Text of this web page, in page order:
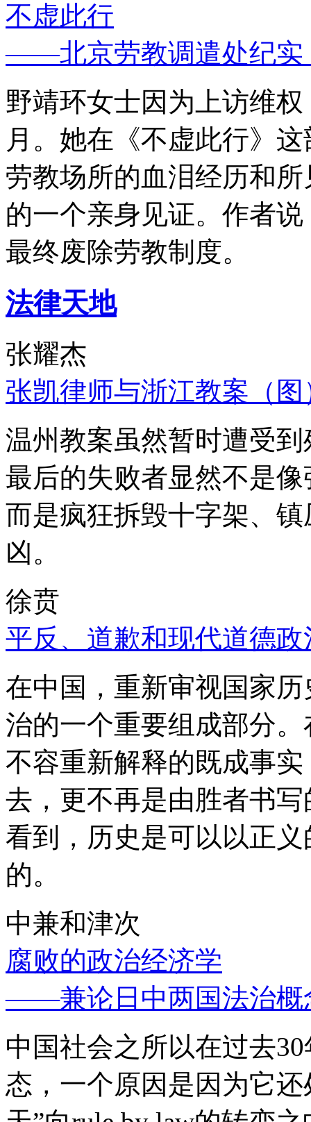
不虚此行
——北京劳教调遣处纪实
野靖环女士因为上访维
月。她在《不虚此行》
劳教场所的血泪经历和
的一个亲身见证。作者
最终废除劳教制度。
法律天地
张耀杰
张凯律师与浙江教案（图
温州教案虽然暂时遭受
最后的失败者显然不是
而是疯狂拆毁十字架、
凶。
徐贲
平反、道歉和现代道德政
在中国，重新审视国家
治的一个重要组成部分
不容重新解释的既成事
去，更不再是由胜者书
看到，历史是可以以正
的。
中兼和津次
腐败的政治经济学
——兼论日中两国法治概
中国社会之所以在过去
态，一个原因是因为它